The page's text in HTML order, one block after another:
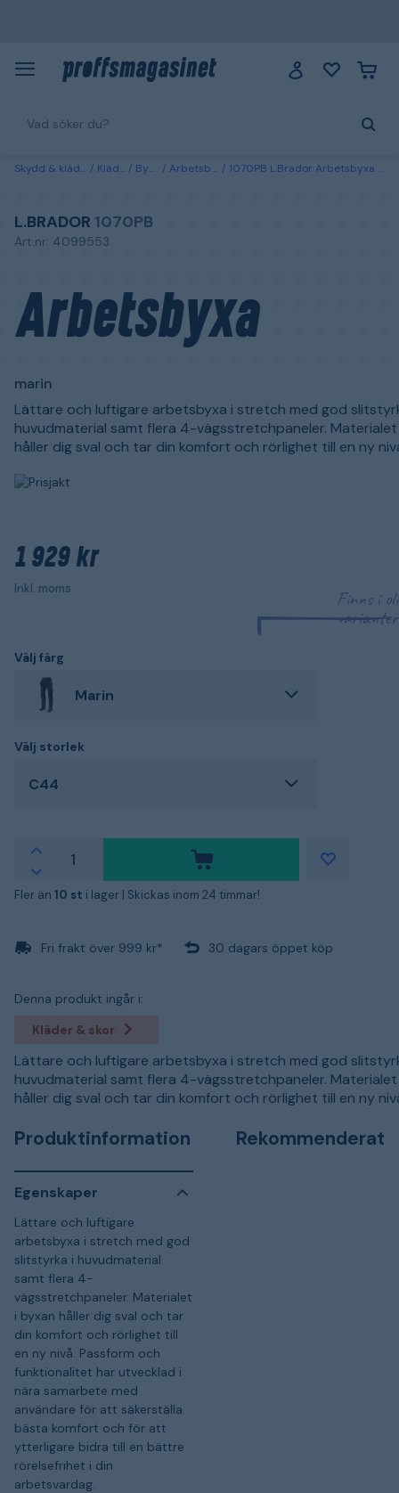
Skydd & kläder Kläder Byxor Arbetsbyxor 1070PB L.Brador Arbetsbyxa marin Marin
L.BRADOR 1070PB
Art.nr: 4099553
Arbetsbyxa
marin
Lättare och luftigare arbetsbyxa i stretch med god
huvudmaterial samt flera 4-vägsstretchpaneler.
håller dig sval och tar din komfort och rörlighet till en ny
1 929 kr
Inkl. moms
Finns i
varianter
Välj färg
Marin
Välj storlek
C44
Fler än 10 st i lager | Skickas inom 24 timmar!
Fri frakt över 999 kr* 30 dagars öppet köp
Denna produkt ingår i:
Kläder & skor
Lättare och luftigare arbetsbyxa i stretch med god
huvudmaterial samt flera 4-vägsstretchpaneler.
håller dig sval och tar din komfort och rörlighet till en ny
Produktinformation
Egenskaper
Lättare och luftigare
arbetsbyxa i stretch med god
slitstyrka i huvudmaterial
samt flera 4-
vägsstretchpaneler. Materialet
i byxan håller dig sval och tar
din komfort och rörlighet till
en ny nivå. Passform och
funktionalitet har utvecklad i
nära samarbete med
användare för att säkerställa
bästa komfort och för att
ytterligare bidra till en bättre
rörelsefrihet i din
arbetsvardag.
Rekommenderat